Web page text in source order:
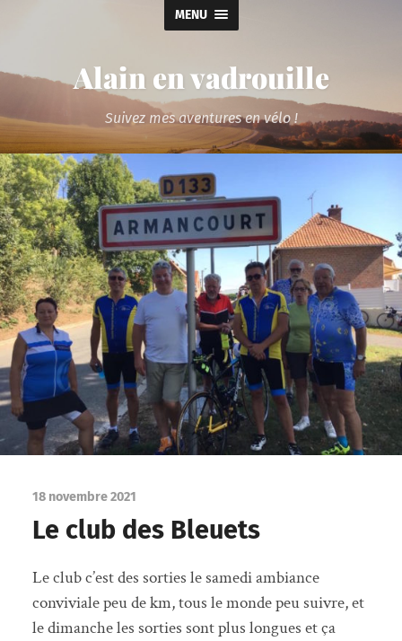
MENU
Alain en vadrouille
Suivez mes aventures en vélo !
18 novembre 2021
Le club des Bleuets
Le club c’est des sorties le samedi ambiance
conviviale peu de km, tous le monde peu suivre, et
le dimanche les sorties sont plus longues et ça